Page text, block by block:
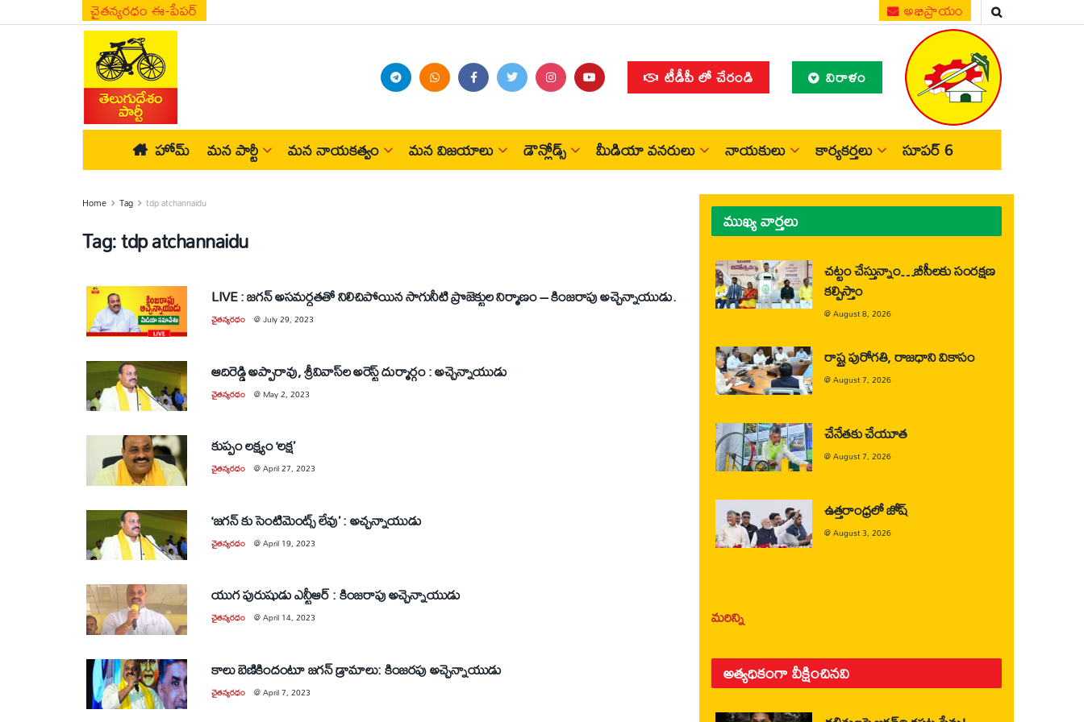
చైతన్యరధం ఈ-పేపర్ అభిప్రాయం
టీడీపీ లో చేరండి విరాళం
హోమ్ మన పార్టీ మన నాయకత్వం మన విజయాలు డౌన్లోడ్స్ మీడియా వనరులు నాయకులు కార్యకర్తలు సూపర్ 6
Home Tag tdp atchannaidu
Tag:tdp atchannaidu
LIVE : జగన్ అసమర్ధతతో నిలిచిపోయిన సాగునీటి ప్రొజెక్టుల నిర్మాణం – కింజరాపు అచ్చెన్నాయుడు.
చైతన్యరధం @July 29, 2023
ఆదిరెడ్డి అప్పారావు, శ్రీవివాస్‌ల అరెస్ట్‌ దుర్మార్గం : అచ్చెన్నాయుడు
చైతన్యరధం @ May 2, 2023
కుప్పం లక్ష్యం ‘లక్ష’
చైతన్యరధం @April 27, 2023
‘జగన్‌ కు సెంటిమెంట్స్‌ లేవు’ : అచ్చన్నాయుడు
చైతన్యరధం @April 19, 2023
యుగ పురుషుడు ఎన్టీఆర్‌ : కింజరాపు అచ్చెన్నాయుడు
చైతన్యరధం @April 14, 2023
కాలు బెణికిందంటూ జగన్‌ డ్రామాలు: కింజరపు అచ్చెన్నాయుడు
చైతన్యరధం @April 7, 2023
ముఖ్య వార్తలు
చట్టం చేస్తున్నాం…బీసీలకు సంరక్షణ
కల్పిస్తాం
@August 8, 2026
రాష్ట్ర పురోగతి, రాజధాని వికాసం
@August 7, 2026
చేనేతకు చేయూత
@August 7, 2026
ఉత్తరాంధ్రలో జోష్
@August 3, 2026
మరిన్ని
అత్యధికంగా వీక్షించినవి